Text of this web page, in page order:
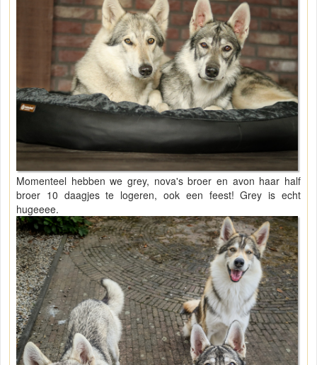
Momenteel hebben we grey, nova's broer en avon haar half
broer 10 daagjes te logeren, ook een feest! Grey is echt
hugeeee.